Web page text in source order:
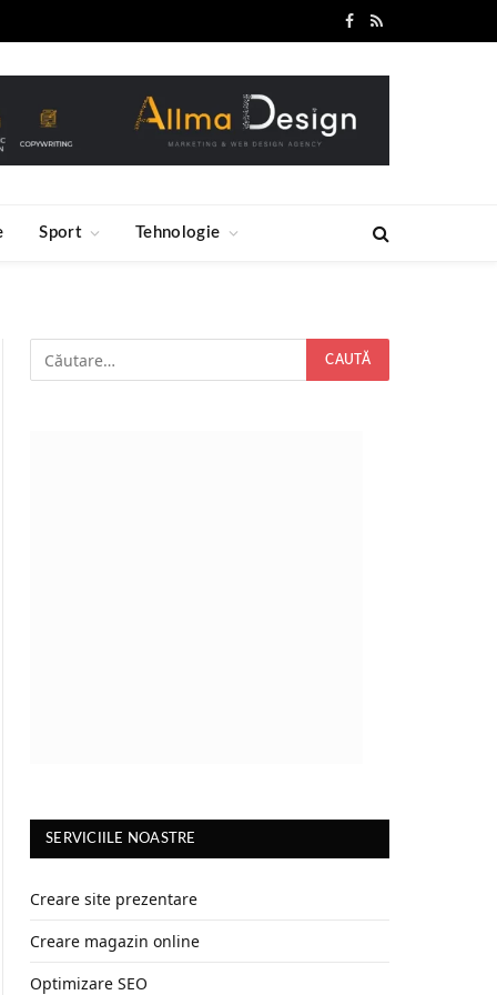
Facebook
RSS
Sport Tehnologie
SERVICIILE NOASTRE
Creare site prezentare
Creare magazin online
Optimizare SEO